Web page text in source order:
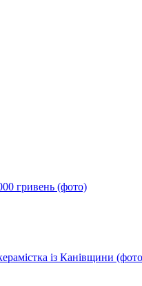
гривень (фото)
із Канівщини